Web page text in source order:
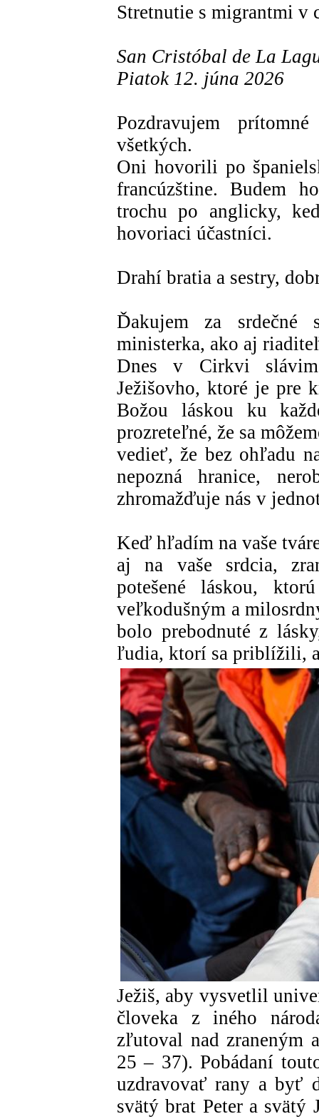
Stretnutie s migrantmi v
San Cristóbal de La
Piatok 12. júna 2026
Pozdravujem
všetkých.
Oni hovorili po
francúzštine. Budem
trochu po anglicky,
hovoriaci účastníci.
Drahí bratia a sestry,
Ďakujem za srdečné
ministerka, ako aj
Dnes v Cirkvi
Ježišovho, ktoré je pre
Božou láskou ku
prozreteľné, že sa
vedieť, že bez ohľadu
nepozná hranice,
zhromažďuje nás v
Keď hľadím na vaše
aj na vaše srdcia,
potešené láskou,
veľkodušným a
bolo prebodnuté z
ľudia, ktorí sa priblížili,
Ježiš, aby vysvetlil
človeka z iného
zľutoval nad zraneným
25 – 37). Pobádaní
uzdravovať rany a byť
svätý brat Peter a svätý